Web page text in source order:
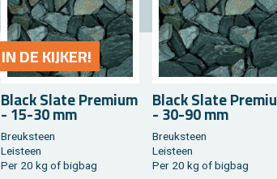
IN DE KIJ­KER!
Black Slate Pre­mi­um
- 15-30 mm
Breuk­steen
Lei­steen
Per 20 kg of big­bag
Black Slate
- 30-90 mm
Breuk­steen
Lei­steen
Per 20 kg of big­bag